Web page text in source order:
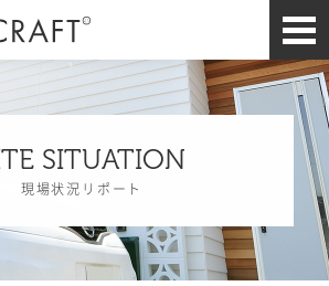
SITUATION
現場状況リポート